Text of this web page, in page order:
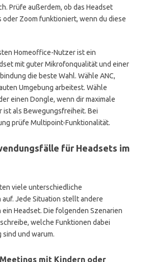
Prüfe außerdem, ob das Headset
oder Zoom funktioniert, wenn du diese
Homeoffice-Nutzer ist ein
mit guter Mikrofonqualität und einer
die beste Wahl. Wähle ANC,
Umgebung arbeitest. Wähle
einen Dongle, wenn dir maximale
ist als Bewegungsfreiheit. Bei
prüfe Multipoint-Funktionalität.
für Headsets im
viele unterschiedliche
Jede Situation stellt andere
Headset. Die folgenden Szenarien
welche Funktionen dabei
und warum.
mit Kindern oder